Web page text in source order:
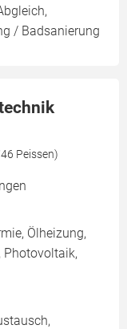
/ Badsanierung
Peissen)
Ölheizung,
Photovoltaik,